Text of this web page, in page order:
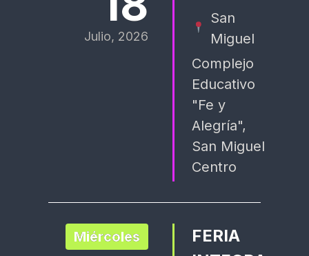
Julio, 2026
San
Miguel
Complejo
Educativo
"Fe y
Alegría",
San Miguel
Centro
Miércoles
FERIA